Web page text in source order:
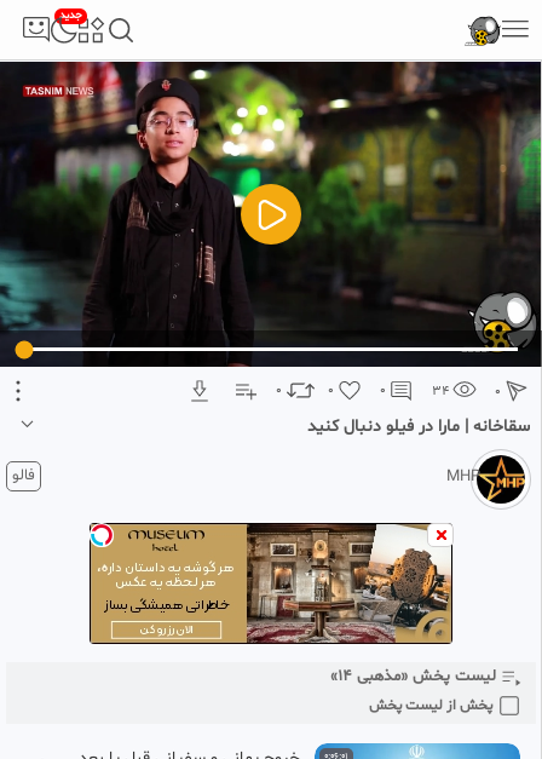
جدید
5
تبلیغ 1 از 2
0 0 0 34 0
سقاخانه | مارا در فیلو دنبال کنید
برای دیدن ویدیو های بیشتر و حمایت از کانال ما را در فیلو دنبال کنید
MHP فالو
لیست پخش «مذهبی ۱۴»
پخش از لیست پخش